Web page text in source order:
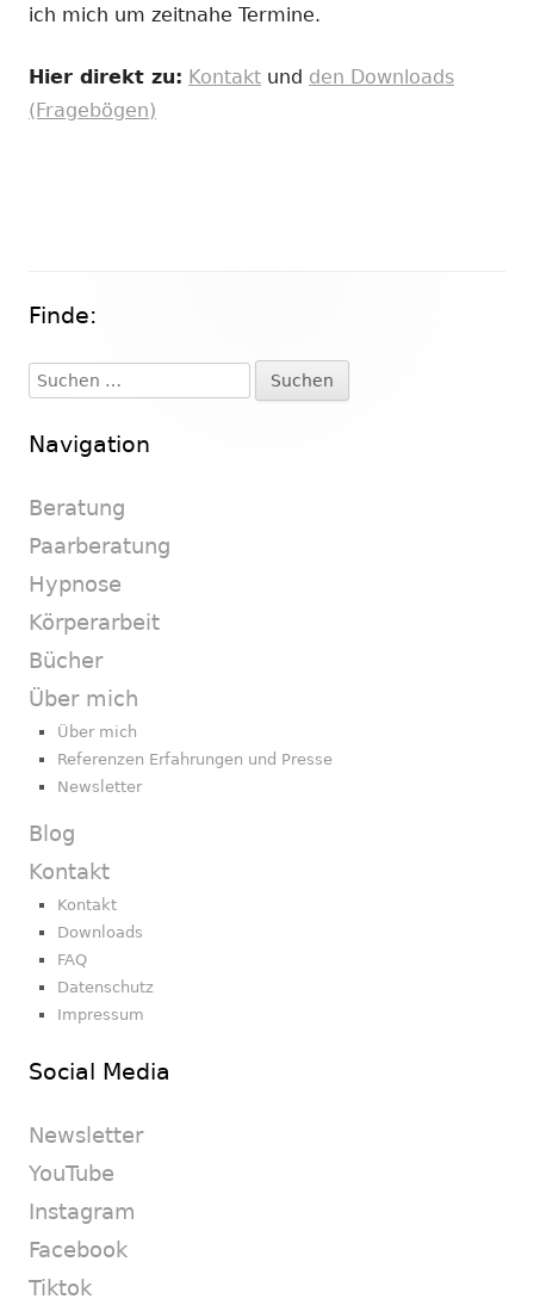
ich mich um zeitnahe Termine.
Hier direkt zu: Kontakt und den Downloads
(Fragebögen)
Haupt-
Seitenleiste
Finde:
Suchen
nach:
Navigation
Beratung
Paarberatung
Hypnose
Körperarbeit
Bücher
Über mich
Über mich
Referenzen Erfahrungen und Presse
Newsletter
Blog
Kontakt
Kontakt
Downloads
FAQ
Datenschutz
Impressum
Social Media
Newsletter
YouTube
Instagram
Facebook
Tiktok